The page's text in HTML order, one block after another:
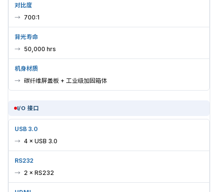
对比度
700:1
背光寿命
50,000 hrs
机身材质
碳纤维屏盖板 + 工业级加固箱体
I/O 接口
USB 3.0
4 × USB 3.0
RS232
2 × RS232